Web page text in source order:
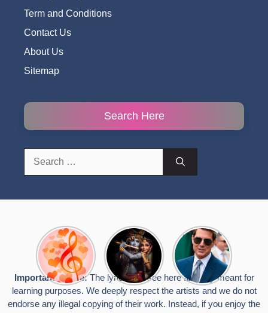
Term and Conditions
Contact Us
About Us
Sitemap
Search Here
Top 10
Romantic
Hindi
Songs
Lyrics That
Touch the
Heart
Radha
Krishna
Songs to
Celebrate
Janmashtami
टॉम क्रूज ने
फिर उठाया जान
का खतरा, प्लेन
से लटककर
किया स्टंट,
वायरल हुईं
तस्वीरें
Important Notice:The lyrics you see here are only meant for
learning purposes. We deeply respect the artists and we do not
endorse any illegal copying of their work. Instead, if you enjoy the